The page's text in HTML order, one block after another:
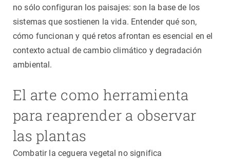
no sólo configuran los paisajes: son la base de los
sistemas que sostienen la vida. Entender qué son,
cómo funcionan y qué retos afrontan es esencial en el
contexto actual de cambio climático y degradación
ambiental.
El arte como herramienta
para reaprender a observar
las plantas
Combatir la ceguera vegetal no significa